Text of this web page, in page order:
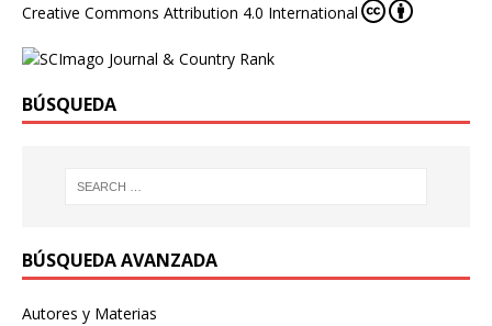
Creative Commons Attribution 4.0 International
BÚSQUEDA
BÚSQUEDA AVANZADA
Autores y Materias